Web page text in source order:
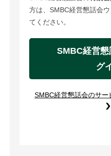
方は、SMBC経営懇話会
てください。
SMBC経営
グ
SMBC経営懇話会のサ